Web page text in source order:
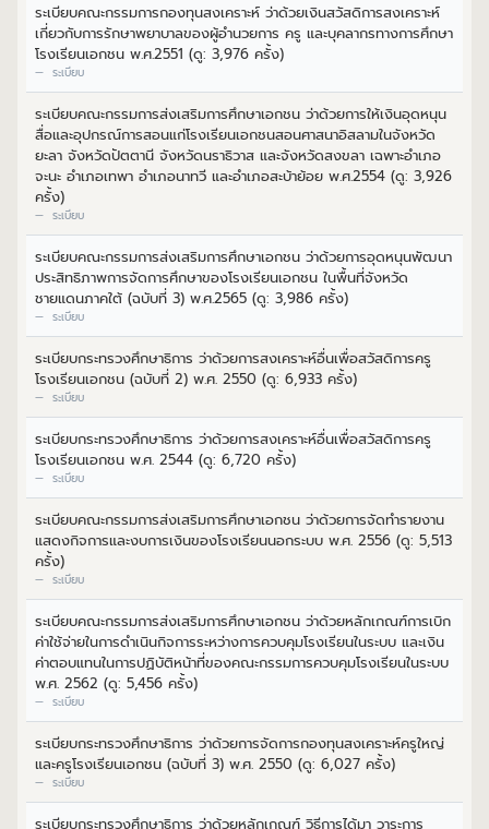
ระเบียบคณะกรรมการกองทุนสงเคราะห์ ว่าด้วยเงินสวัสดิการสงเคราะห์
เกี่ยวกับการรักษาพยาบาลของผู้อำนวยการ ครู และบุคลากรทางการศึกษา
โรงเรียนเอกชน พ.ศ.2551 (ดู: 3,976 ครั้ง)
ระเบียบ
ระเบียบคณะกรรมการส่งเสริมการศึกษาเอกชน ว่าด้วยการให้เงินอุดหนุน
สื่อและอุปกรณ์การสอนแก่โรงเรียนเอกชนสอนศาสนาอิสลามในจังหวัด
ยะลา จังหวัดปัตตานี จังหวัดนราธิวาส และจังหวัดสงขลา เฉพาะอำเภอ
จะนะ อำเภอเทพา อำเภอนาทวี และอำเภอสะบ้าย้อย พ.ศ.2554 (ดู: 3,926
ครั้ง)
ระเบียบ
ระเบียบคณะกรรมการส่งเสริมการศึกษาเอกชน ว่าด้วยการอุดหนุนพัฒนา
ประสิทธิภาพการจัดการศึกษาของโรงเรียนเอกชน ในพื้นที่จังหวัด
ชายแดนภาคใต้ (ฉบับที่ 3) พ.ศ.2565 (ดู: 3,986 ครั้ง)
ระเบียบ
ระเบียบกระทรวงศึกษาธิการ ว่าด้วยการสงเคราะห์อื่นเพื่อสวัสดิการครู
โรงเรียนเอกชน (ฉบับที่ 2) พ.ศ. 2550 (ดู: 6,933 ครั้ง)
ระเบียบ
ระเบียบกระทรวงศึกษาธิการ ว่าด้วยการสงเคราะห์อื่นเพื่อสวัสดิการครู
โรงเรียนเอกชน พ.ศ. 2544 (ดู: 6,720 ครั้ง)
ระเบียบ
ระเบียบคณะกรรมการส่งเสริมการศึกษาเอกชน ว่าด้วยการจัดทำรายงาน
แสดงกิจการและงบการเงินของโรงเรียนนอกระบบ พ.ศ. 2556 (ดู: 5,513
ครั้ง)
ระเบียบ
ระเบียบคณะกรรมการส่งเสริมการศึกษาเอกชน ว่าด้วยหลักเกณฑ์การเบิก
ค่าใช้จ่ายในการดำเนินกิจการระหว่างการควบคุมโรงเรียนในระบบ และเงิน
ค่าตอบแทนในการปฏิบัติหน้าที่ของคณะกรรมการควบคุมโรงเรียนในระบบ
พ.ศ. 2562 (ดู: 5,456 ครั้ง)
ระเบียบ
ระเบียบกระทรวงศึกษาธิการ ว่าด้วยการจัดการกองทุนสงเคราะห์ครูใหญ่
และครูโรงเรียนเอกชน (ฉบับที่ 3) พ.ศ. 2550 (ดู: 6,027 ครั้ง)
ระเบียบ
ระเบียบกระทรวงศึกษาธิการ ว่าด้วยหลักเกณฑ์ วิธีการได้มา วาระการ